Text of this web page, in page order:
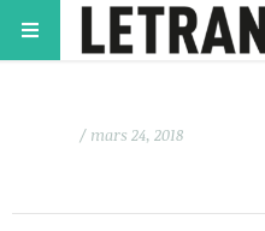
/ mars 24, 2018